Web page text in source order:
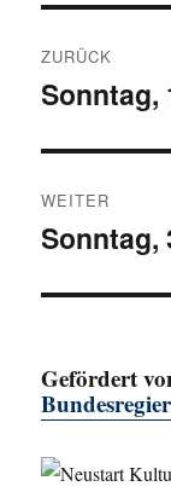
ZURÜCK
Vorheriger
Sonntag,
WEITER
Nächster
Sonntag,
Gefördert